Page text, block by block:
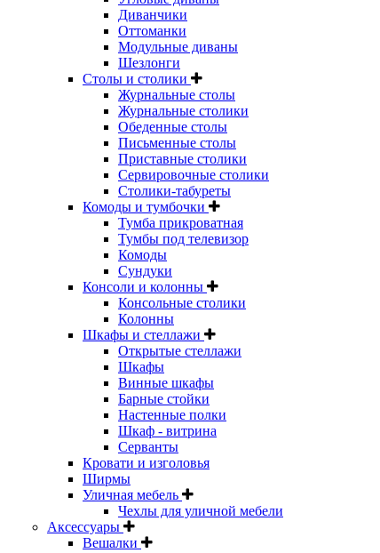
Диванчики
Оттоманки
Модульные диваны
Шезлонги
Столы и столики
Журнальные столы
Журнальные столики
Обеденные столы
Письменные столы
Приставные столики
Сервировочные столики
Столики-табуреты
Комоды и тумбочки
Тумба прикроватная
Тумбы под телевизор
Комоды
Сундуки
Консоли и колонны
Консольные столики
Колонны
Шкафы и стеллажи
Открытые стеллажи
Шкафы
Винные шкафы
Барные стойки
Настенные полки
Шкаф - витрина
Серванты
Кровати и изголовья
Ширмы
Уличная мебель
Чехлы для уличной мебели
Аксессуары
Вешалки